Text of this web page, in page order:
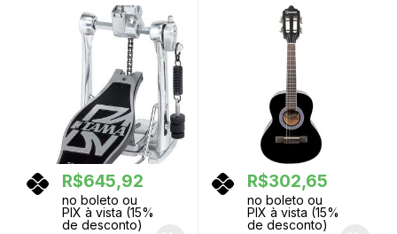
R$645,92
no boleto ou
PIX à vista (15%
de desconto)
R$302,65
no boleto ou
PIX à vista (15%
de desconto)